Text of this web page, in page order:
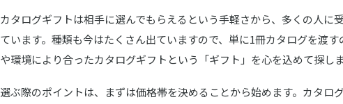
カタログギフトは相手に選んでもらえるという手軽さから、多くの人に
ています。種類も今はたくさん出ていますので、単に1冊カタログを渡
や環境により合ったカタログギフトという「ギフト」を心を込めて探し
選ぶ際のポイントは、まずは価格帯を決めることから始めます。カタロ